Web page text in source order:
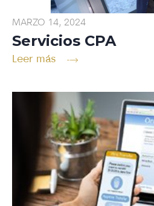
MARZO 14, 2024
Servicios CPA
Leer más